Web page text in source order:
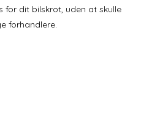
for dit bilskrot, uden at skulle
forhandlere.